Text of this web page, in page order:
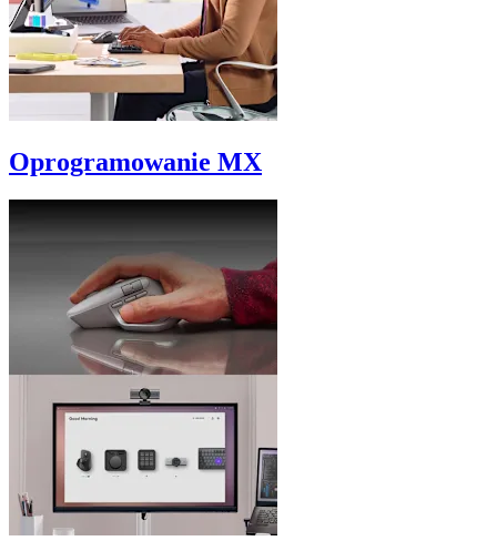
Oprogramowanie MX